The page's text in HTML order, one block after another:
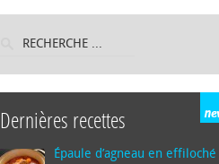
Dernières recettes
Épaule d’agneau en effiloché